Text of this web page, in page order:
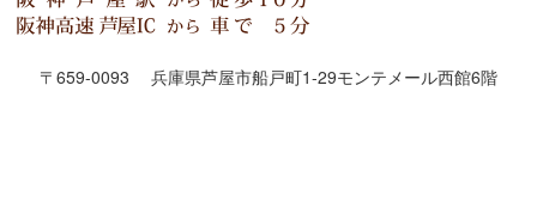
〒659-0093 兵庫県芦屋市船戸町1-29モンテメール西館6階